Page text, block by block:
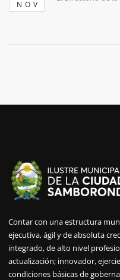
NOV
Contar con una estructura
ejecutiva, ágil y de absoluta
integrado, de alto nivel
actualización; innovador,
condiciones básicas de